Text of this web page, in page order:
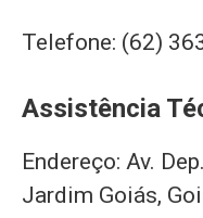
Telefone: (62)
Assistência
Endereço: Av.
Jardim Goiás,